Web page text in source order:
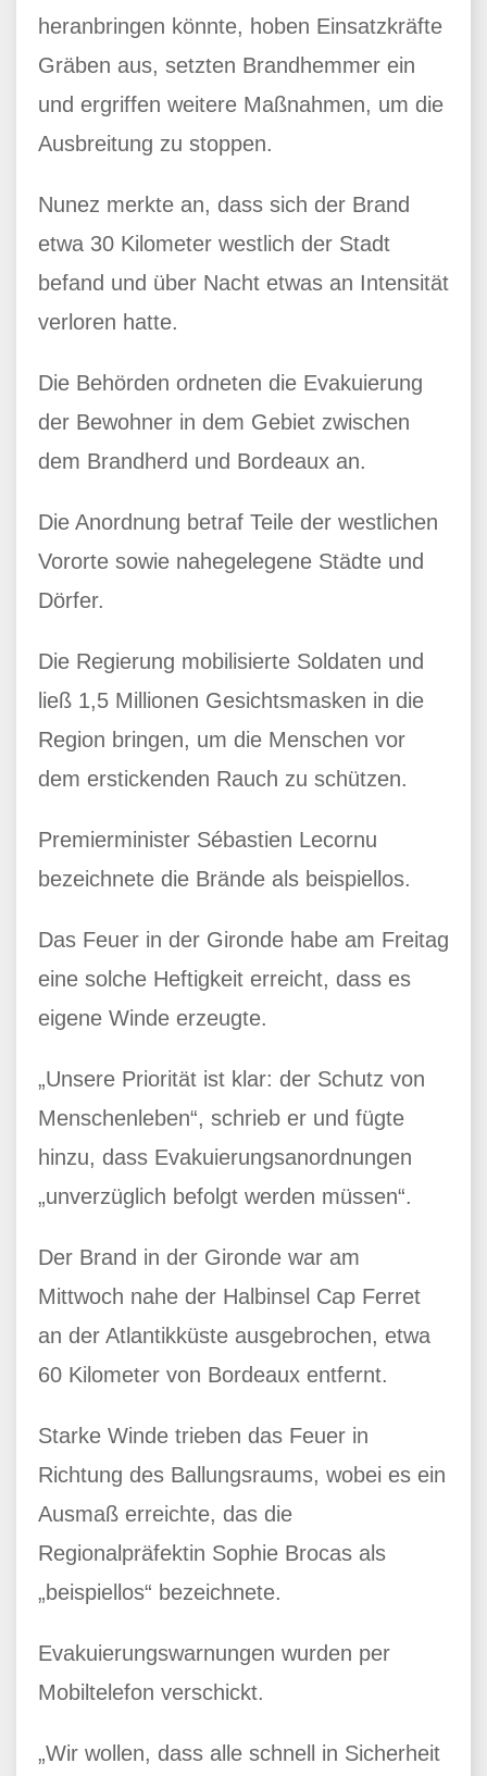
heranbringen könnte, hoben Einsatzkräfte
Gräben aus, setzten Brandhemmer ein
und ergriffen weitere Maßnahmen, um die
Ausbreitung zu stoppen.
Nunez merkte an, dass sich der Brand
etwa 30 Kilometer westlich der Stadt
befand und über Nacht etwas an Intensität
verloren hatte.
Die Behörden ordneten die Evakuierung
der Bewohner in dem Gebiet zwischen
dem Brandherd und Bordeaux an.
Die Anordnung betraf Teile der westlichen
Vororte sowie nahegelegene Städte und
Dörfer.
Die Regierung mobilisierte Soldaten und
ließ 1,5 Millionen Gesichtsmasken in die
Region bringen, um die Menschen vor
dem erstickenden Rauch zu schützen.
Premierminister Sébastien Lecornu
bezeichnete die Brände als beispiellos.
Das Feuer in der Gironde habe am Freitag
eine solche Heftigkeit erreicht, dass es
eigene Winde erzeugte.
„Unsere Priorität ist klar: der Schutz von
Menschenleben“, schrieb er und fügte
hinzu, dass Evakuierungsanordnungen
„unverzüglich befolgt werden müssen“.
Der Brand in der Gironde war am
Mittwoch nahe der Halbinsel Cap Ferret
an der Atlantikküste ausgebrochen, etwa
60 Kilometer von Bordeaux entfernt.
Starke Winde trieben das Feuer in
Richtung des Ballungsraums, wobei es ein
Ausmaß erreichte, das die
Regionalpräfektin Sophie Brocas als
„beispiellos“ bezeichnete.
Evakuierungswarnungen wurden per
Mobiltelefon verschickt.
„Wir wollen, dass alle schnell in Sicherheit